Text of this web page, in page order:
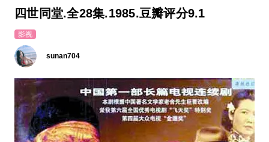
四世同堂.全28集.1985.豆瓣评分9.1
影视
sunan704